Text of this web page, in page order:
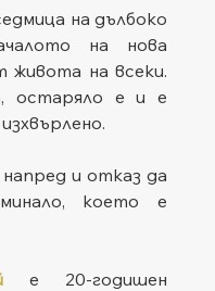
на дълбоко
на нова
живота на всеки.
остаряло е и е
и отказ да
което е
е 20-годишен